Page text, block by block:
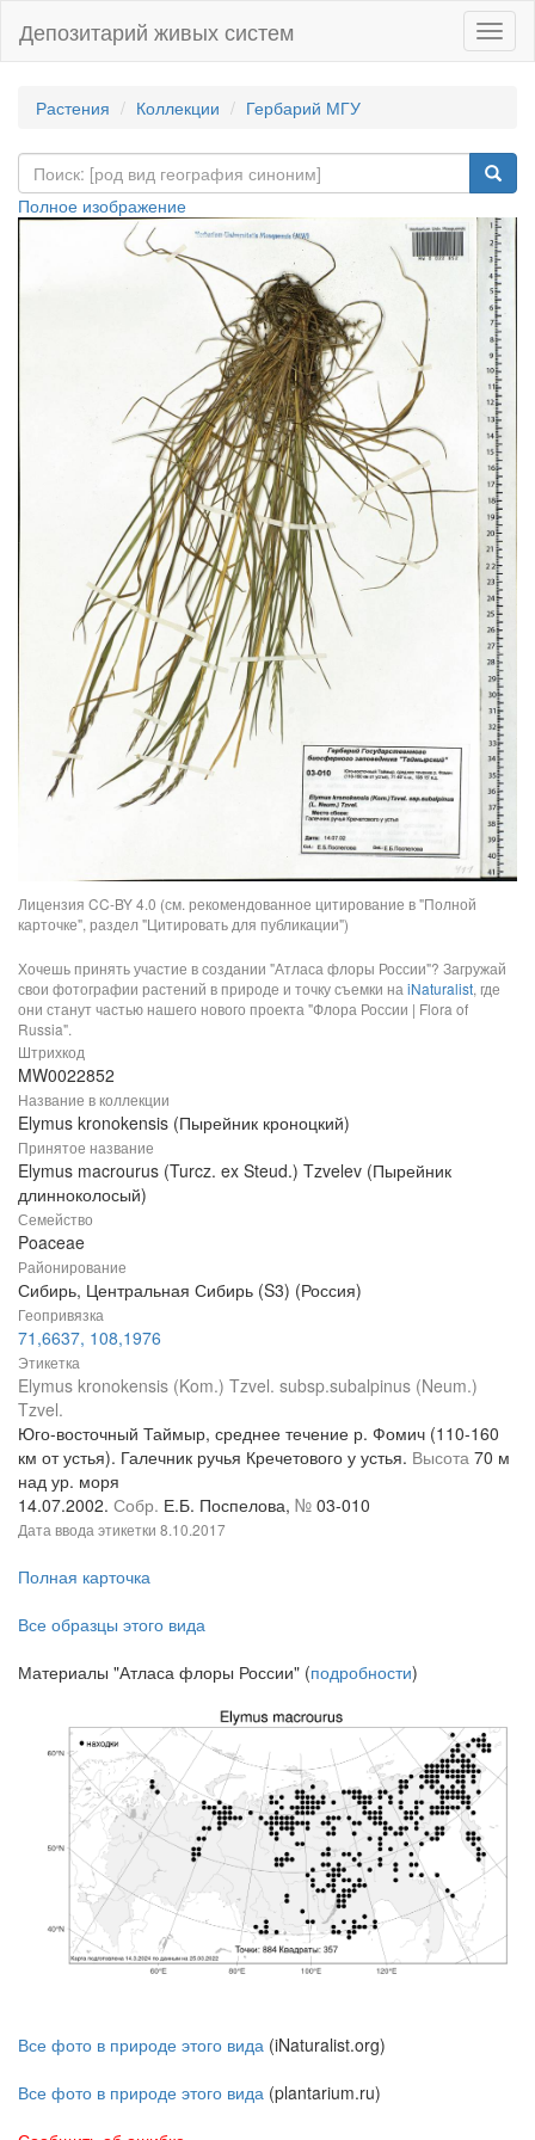
Депозитарий живых систем
Растения Коллекции Гербарий МГУ
Полное изображение
Лицензия CC-BY 4.0 (см. рекомендованное цитирование в "Полной
карточке", раздел "Цитировать для публикации")
Хочешь принять участие в создании "Атласа флоры России"? Загружай
свои фотографии растений в природе и точку съемки на iNaturalist, где
они станут частью нашего нового проекта "Флора России | Flora of
Russia".
Штрихкод
MW0022852
Название в коллекции
Elymus kronokensis (Пырейник кроноцкий)
Принятое название
Elymus macrourus (Turcz. ex Steud.) Tzvelev (Пырейник
длинноколосый)
Семейство
Poaceae
Районирование
Сибирь, Центральная Сибирь (S3) (Россия)
Геопривязка
71,6637, 108,1976
Этикетка
Elymus kronokensis (Kom.) Tzvel. subsp.subalpinus (Neum.)
Tzvel.
Юго-восточный Таймыр, среднее течение р. Фомич (110-160
км от устья). Галечник ручья Кречетового у устья. Высота 70 м
над ур. моря
14.07.2002. Собр. Е.Б. Поспелова, № 03-010
Дата ввода этикетки 8.10.2017
Полная карточка
Все образцы этого вида
Материалы "Атласа флоры России" (подробности)
Все фото в природе этого вида (iNaturalist.org)
Все фото в природе этого вида (plantarium.ru)